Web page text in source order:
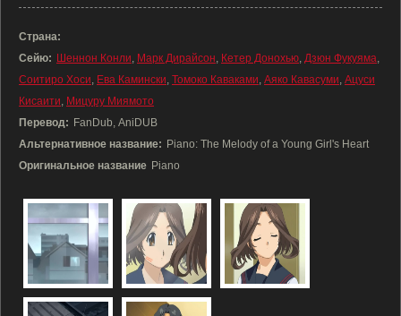
Страна:
Сейю: Шеннон Конли, Марк Дирайсон, Кетер Донохью, Дзюн Фукуяма,
Соитиро Хоси, Ева Камински, Томоко Каваками, Аяко Кавасуми, Ацуси
Кисаити, Мицуру Миямото
Перевод: FanDub, AniDUB
Альтернативное название: Piano: The Melody of a Young Girl's Heart
Оригинальное название Piano